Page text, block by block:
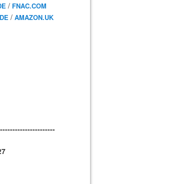
/ FNAC.COM
/ AMAZON.UK